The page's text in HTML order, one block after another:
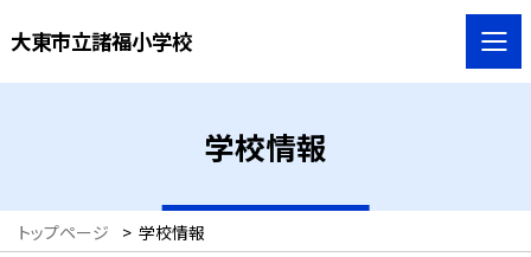
大東市立諸福小学校
学校情報
トップページ > 学校情報